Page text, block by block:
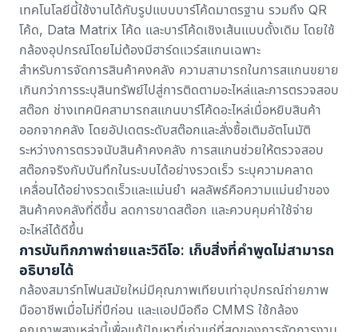
เทคโนโลยีนี้ใช้งานได้กับรูปแบบบาร์โค้ดมาตรฐาน รวมถึง QR
โค้ด, Data Matrix โค้ด และบาร์โค้ดเชิงเส้นแบบดั้งเดิม โดยใช้
กล้องอุปกรณ์โดยไม่ต้องมีฮาร์ดแวร์สแกนเฉพาะ
สำหรับการจัดการสินค้าคงคลัง ความสามารถในการสแกนขยาย
เกินกว่าการระบุสินทรัพย์ไปสู่การติดตามอะไหล่และการตรวจสอบ
สต๊อก ช่างเทคนิคสามารถสแกนบาร์โค้ดอะไหล่เมื่อหยิบสินค้า
ออกจากคลัง โดยอัปเดตระดับสต๊อกและสั่งซื้อเติมอัตโนมัติ
ระหว่างการตรวจนับสินค้าคงคลัง การสแกนช่วยให้ตรวจสอบ
สต๊อกจริงกับบันทึกในระบบได้อย่างรวดเร็ว ระบุความคลาด
เคลื่อนได้อย่างรวดเร็วและแม่นยำ ผลลัพธ์คือความแม่นยำของ
สินค้าคงคลังที่ดีขึ้น ลดการขาดสต๊อก และควบคุมค่าใช้จ่าย
อะไหล่ได้ดีขึ้น
การบันทึกภาพถ่ายและวิดีโอ: เก็บสิ่งที่คำพูดไม่สามารถ
อธิบายได้
กล้องสมาร์ทโฟนสมัยใหม่มีคุณภาพเทียบเท่าอุปกรณ์ถ่ายภาพ
มืออาชีพเมื่อไม่กี่ปีก่อน และแอปมือถือ CMMS ใช้กล้อง